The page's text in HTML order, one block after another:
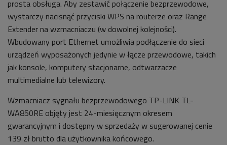
prosta obsługa. Aby zestawić połączenie bezprzewodowe,
wystarczy nacisnąć przyciski WPS na routerze oraz Range
Extender na wzmacniaczu (w dowolnej kolejności).
Wbudowany port Ethernet umożliwia podłączenie do sieci
urządzeń wyposażonych jedynie w łącze przewodowe, takich
jak konsole, komputery stacjonarne, odtwarzacze
multimedialne lub telewizory.
Wzmacniacz sygnału bezprzewodowego TP-LINK TL-
WA850RE objęty jest 24-miesięcznym okresem
gwarancyjnym i dostępny w sprzedaży w sugerowanej cenie
139 zł brutto dla użytkownika końcowego.